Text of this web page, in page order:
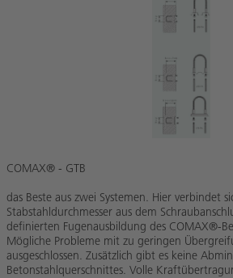
COMAX® - GTB
das Beste aus zwei Systemen. Hier verbindet
Stabstahldurchmesser aus dem
definierten Fugenausbildung des COMAX®-
Mögliche Probleme mit zu geringen
ausgeschlossen. Zusätzlich gibt es keine
Betonstahlquerschnittes. Volle